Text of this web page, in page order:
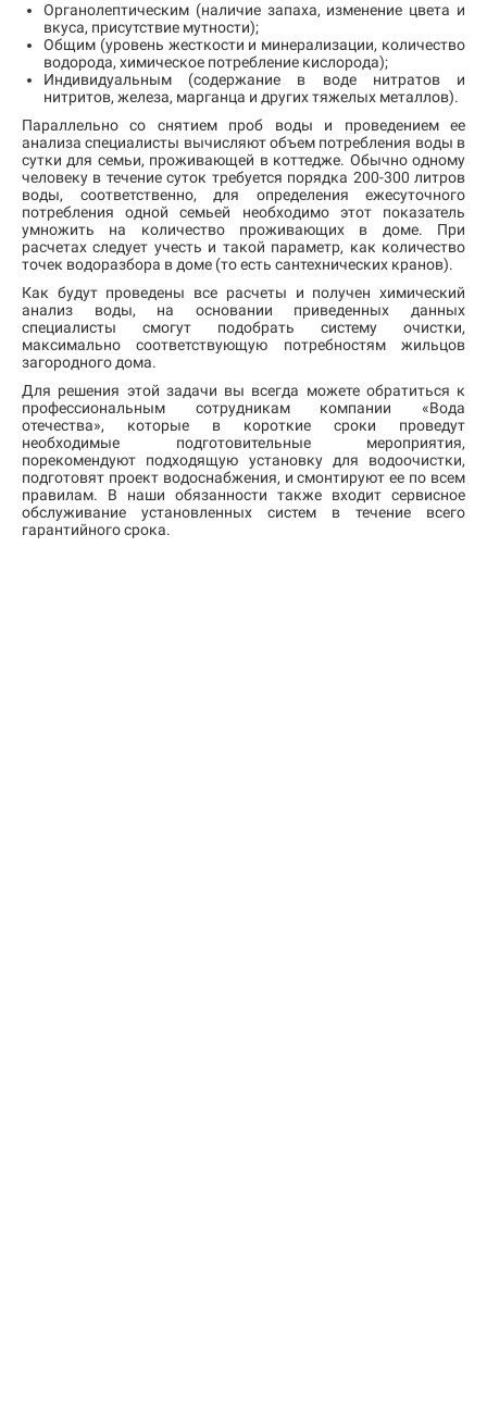
Органолептическим (наличие запаха, изменение цвета и
вкуса, присутствие мутности);
Общим (уровень жесткости и минерализации, количество
водорода, химическое потребление кислорода);
Индивидуальным (содержание в воде нитратов и
нитритов, железа, марганца и других тяжелых металлов).
Параллельно со снятием проб воды и проведением ее
анализа специалисты вычисляют объем потребления воды в
сутки для семьи, проживающей в коттедже. Обычно одному
человеку в течение суток требуется порядка 200-300 литров
воды, соответственно, для определения ежесуточного
потребления одной семьей необходимо этот показатель
умножить на количество проживающих в доме. При
расчетах следует учесть и такой параметр, как количество
точек водоразбора в доме (то есть сантехнических кранов).
Как будут проведены все расчеты и получен химический
анализ воды, на основании приведенных данных
специалисты смогут подобрать систему очистки,
максимально соответствующую потребностям жильцов
загородного дома.
Для решения этой задачи вы всегда можете обратиться к
профессиональным сотрудникам компании «Вода
отечества», которые в короткие сроки проведут
необходимые подготовительные мероприятия,
порекомендуют подходящую установку для водоочистки,
подготовят проект водоснабжения, и смонтируют ее по всем
правилам. В наши обязанности также входит сервисное
обслуживание установленных систем в течение всего
гарантийного срока.